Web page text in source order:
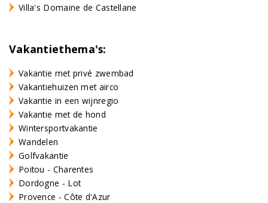
Villa's Domaine de Castellane
Vakantiethema's:
Vakantie met privé zwembad
Vakantiehuizen met airco
Vakantie in een wijnregio
Vakantie met de hond
Wintersportvakantie
Wandelen
Golfvakantie
Poitou - Charentes
Dordogne - Lot
Provence - Côte d'Azur